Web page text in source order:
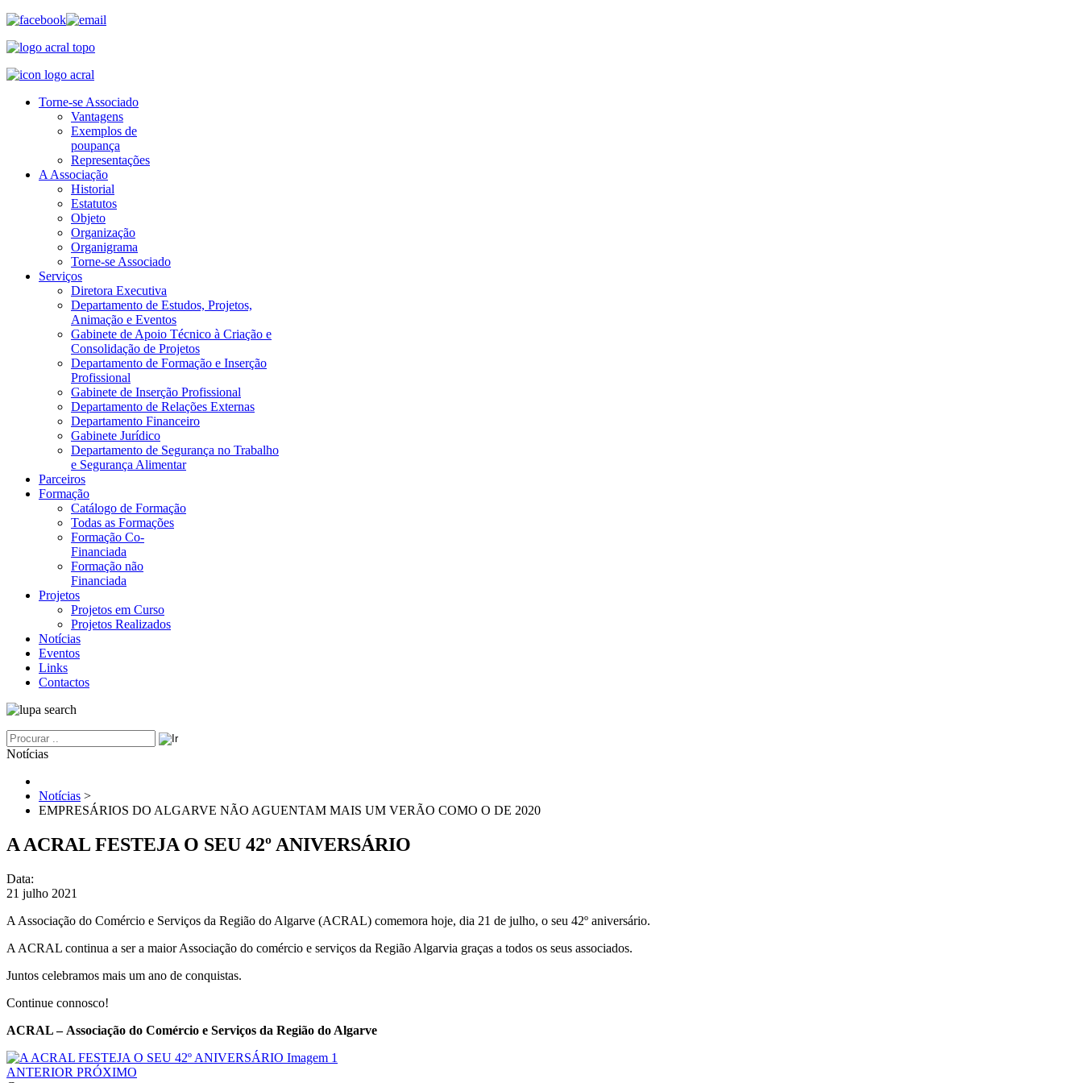
Torne-se Associado
Vantagens
Exemplos de
poupança
Representações
A Associação
Historial
Estatutos
Objeto
Organização
Organigrama
Torne-se Associado
Serviços
Diretora Executiva
Departamento de Estudos, Projetos,
Animação e Eventos
Gabinete de Apoio Técnico à Criação e
Consolidação de Projetos
Departamento de Formação e Inserção
Profissional
Gabinete de Inserção Profissional
Departamento de Relações Externas
Departamento Financeiro
Gabinete Jurídico
Departamento de Segurança no Trabalho
e Segurança Alimentar
Parceiros
Formação
Catálogo de Formação
Todas as Formações
Formação Co-
Financiada
Formação não
Financiada
Projetos
Projetos em Curso
Projetos Realizados
Notícias
Eventos
Links
Contactos
Notícias
Notícias >
EMPRESÁRIOS DO ALGARVE NÃO AGUENTAM MAIS UM VERÃO COMO O DE 2020
A ACRAL FESTEJA O SEU 42º ANIVERSÁRIO
Data:
21 julho 2021
A Associação do Comércio e Serviços da Região do Algarve (ACRAL) comemora hoje, dia 21 de julho, o seu 42º aniversário.
A ACRAL continua a ser a maior Associação do comércio e serviços da Região Algarvia graças a todos os seus associados.
Juntos celebramos mais um ano de conquistas.
Continue connosco!
ACRAL – Associação do Comércio e Serviços da Região do Algarve
ANTERIOR PRÓXIMO